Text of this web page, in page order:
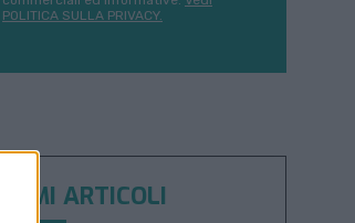
POLITICA SULLA PRIVACY.
ARTICOLI